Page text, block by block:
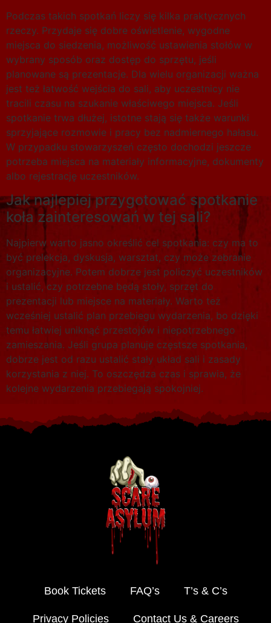
Podczas takich spotkań liczy się kilka praktycznych
rzeczy. Przydaje się dobre oświetlenie, wygodne
miejsca do siedzenia, możliwość ustawienia stołów w
wybrany sposób oraz dostęp do sprzętu, jeśli
planowane są prezentacje. Dla wielu organizacji ważna
jest też łatwość wejścia do sali, aby uczestnicy nie
tracili czasu na szukanie właściwego miejsca. Jeśli
spotkanie trwa dłużej, istotne stają się także warunki
sprzyjające rozmowie i pracy bez nadmiernego hałasu.
W przypadku stowarzyszeń często dochodzi jeszcze
potrzeba miejsca na materiały informacyjne, dokumenty
albo rejestrację uczestników.
Jak najlepiej przygotować spotkanie
koła zainteresowań w tej sali?
Najpierw warto jasno określić cel spotkania: czy ma to
być prelekcja, dyskusja, warsztat, czy może zebranie
organizacyjne. Potem dobrze jest policzyć uczestników
i ustalić, czy potrzebne będą stoły, sprzęt do
prezentacji lub miejsce na materiały. Warto też
wcześniej ustalić plan przebiegu wydarzenia, bo dzięki
temu łatwiej uniknąć przestojów i niepotrzebnego
zamieszania. Jeśli grupa planuje częstsze spotkania,
dobrze jest od razu ustalić stały układ sali i zasady
korzystania z niej. To oszczędza czas i sprawia, że
kolejne wydarzenia przebiegają spokojniej.
Book Tickets FAQ’s T’s & C’s
Privacy Policies Contact Us & Careers